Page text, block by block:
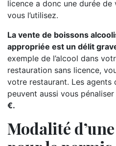
licence a donc une durée
vous l’utilisez.
La vente de boissons
appropriée est un délit
exemple de l’alcool dans
restauration sans licence,
votre restaurant. Les agents
peuvent aussi vous pénaliser
€.
Modalité